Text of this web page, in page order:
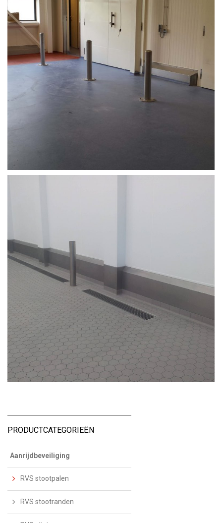
PRODUCTCATEGORIEËN
Aanrijdbeveiliging
RVS stootpalen
RVS stootranden